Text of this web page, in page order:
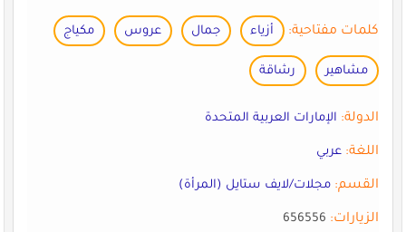
كلمات مفتاحية: أزياء جمال عروس مكياج
مشاهير رشاقة
الدولة: الإمارات العربية المتحدة
اللغة: عربي
القسم: مجلات/لايف ستايل (المرأة)
الزيارات:656556